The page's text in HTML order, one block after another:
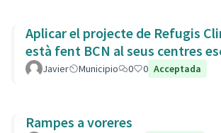
Aplicar el projecte de Refugis
està fent BCN al seus centres
Javier Municipio 0 0 Acceptada
Rampes a voreres